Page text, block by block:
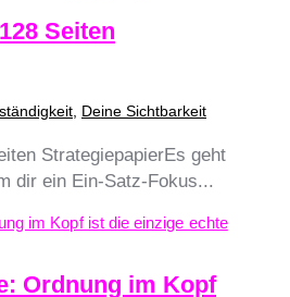
Seiten
Deine Sichtbarkeit
StrategiepapierEs geht
dir ein Ein-Satz-Fokus...
Ordnung im Kopf